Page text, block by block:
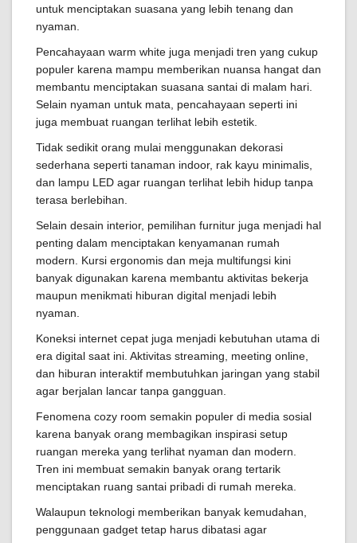
untuk menciptakan suasana yang lebih tenang dan
nyaman.
Pencahayaan warm white juga menjadi tren yang cukup
populer karena mampu memberikan nuansa hangat dan
membantu menciptakan suasana santai di malam hari.
Selain nyaman untuk mata, pencahayaan seperti ini
juga membuat ruangan terlihat lebih estetik.
Tidak sedikit orang mulai menggunakan dekorasi
sederhana seperti tanaman indoor, rak kayu minimalis,
dan lampu LED agar ruangan terlihat lebih hidup tanpa
terasa berlebihan.
Selain desain interior, pemilihan furnitur juga menjadi hal
penting dalam menciptakan kenyamanan rumah
modern. Kursi ergonomis dan meja multifungsi kini
banyak digunakan karena membantu aktivitas bekerja
maupun menikmati hiburan digital menjadi lebih
nyaman.
Koneksi internet cepat juga menjadi kebutuhan utama di
era digital saat ini. Aktivitas streaming, meeting online,
dan hiburan interaktif membutuhkan jaringan yang stabil
agar berjalan lancar tanpa gangguan.
Fenomena cozy room semakin populer di media sosial
karena banyak orang membagikan inspirasi setup
ruangan mereka yang terlihat nyaman dan modern.
Tren ini membuat semakin banyak orang tertarik
menciptakan ruang santai pribadi di rumah mereka.
Walaupun teknologi memberikan banyak kemudahan,
penggunaan gadget tetap harus dibatasi agar